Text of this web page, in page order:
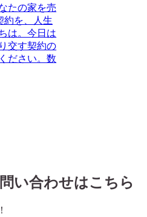
たの家を売
約を、人生
は。今日は
交す契約の
ださい。数
い合わせはこちら